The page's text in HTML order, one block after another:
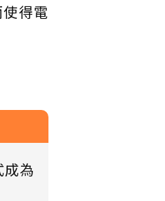
得電
為